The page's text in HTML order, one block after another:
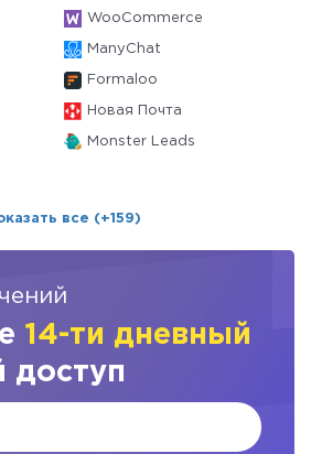
WooCommerce
ManyChat
Formaloo
Новая Почта
Monster Leads
все (+159)
14-ти дневный
доступ